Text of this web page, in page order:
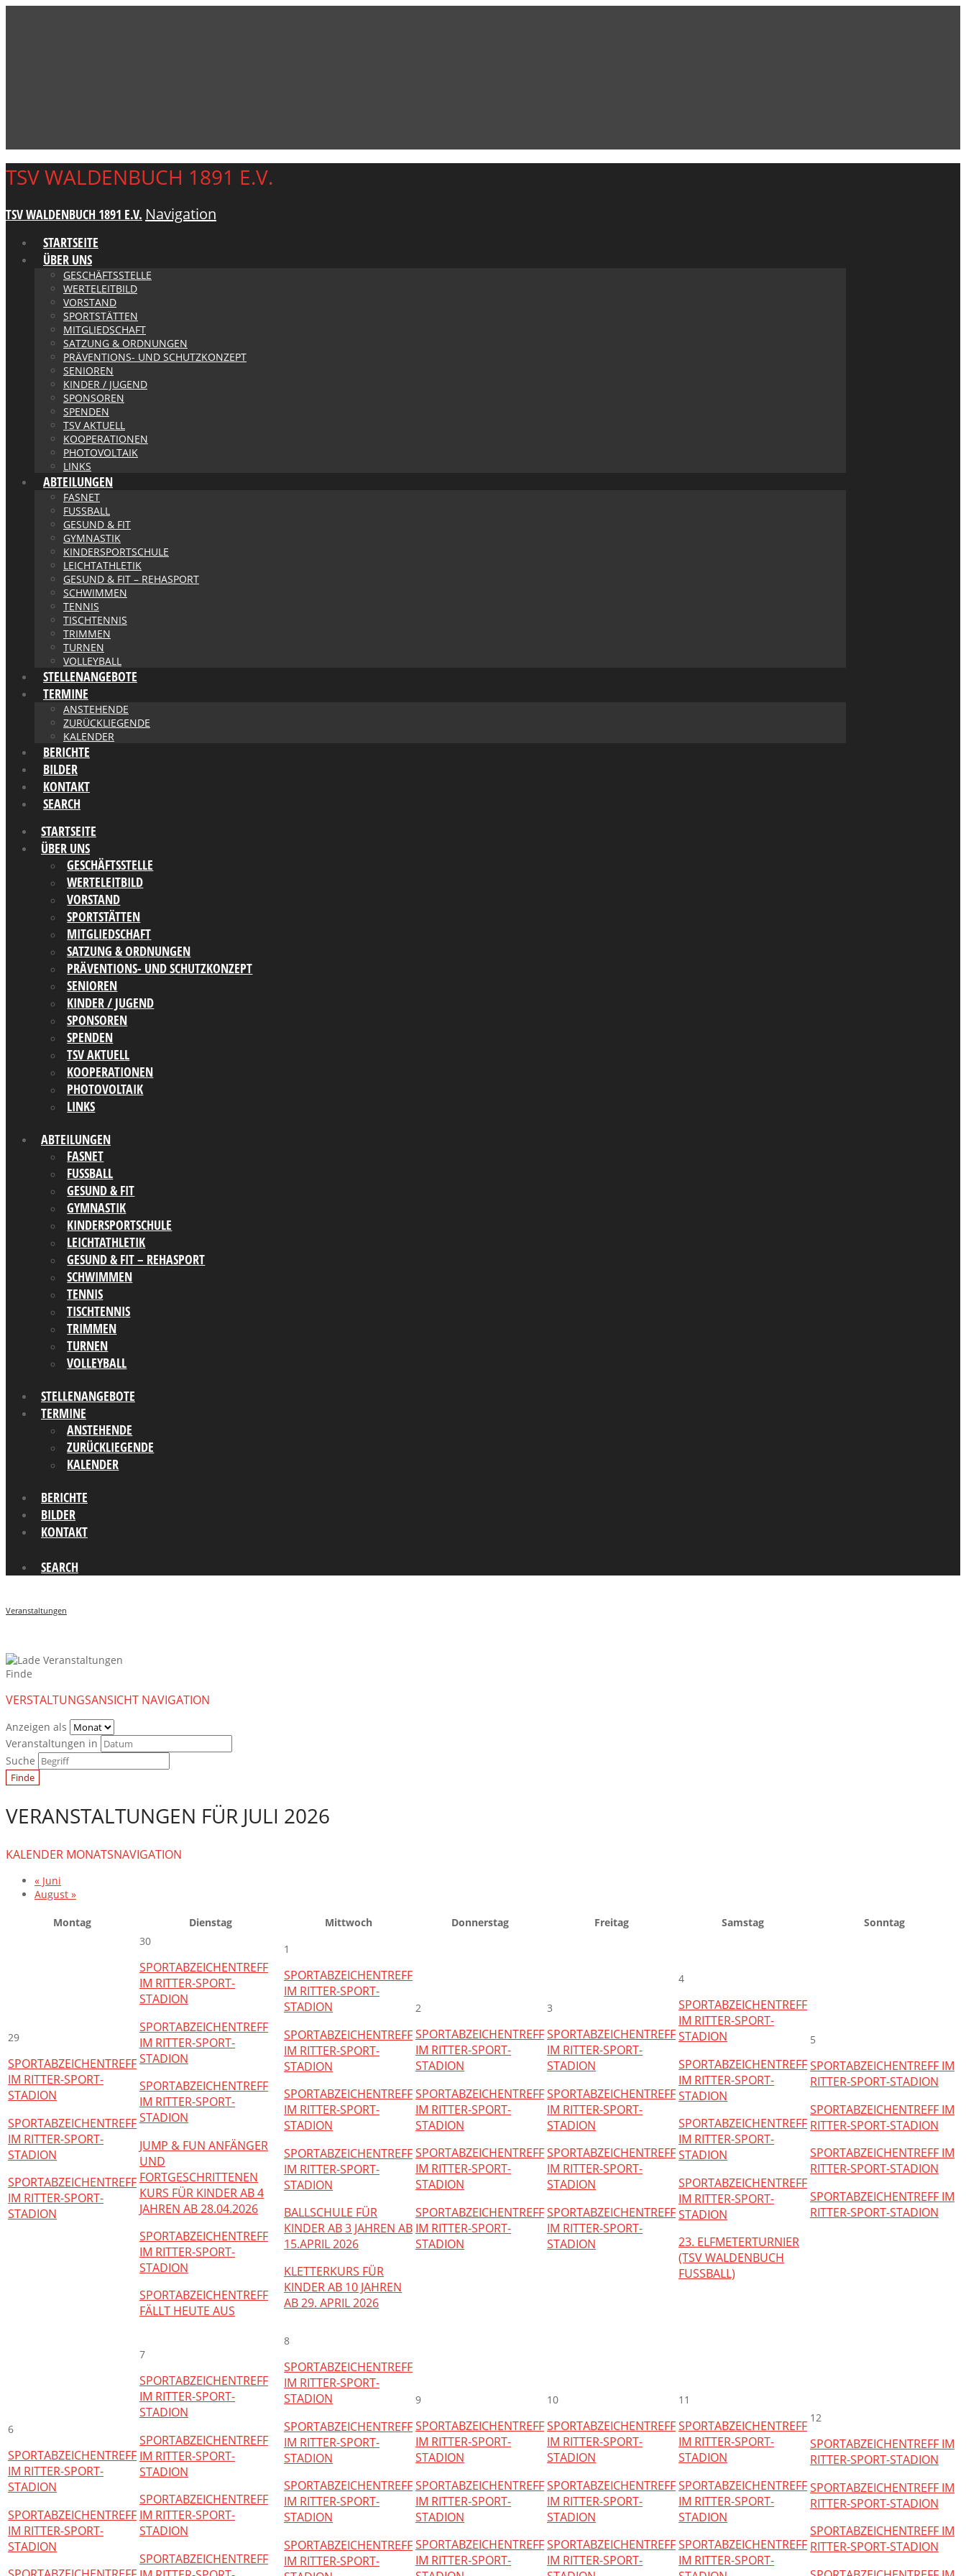
TSV WALDENBUCH 1891 E.V.
TSV WALDENBUCH 1891 E.V. Navigation
STARTSEITE
ÜBER UNS
GESCHÄFTSSTELLE
WERTELEITBILD
VORSTAND
SPORTSTÄTTEN
MITGLIEDSCHAFT
SATZUNG & ORDNUNGEN
PRÄVENTIONS- UND SCHUTZKONZEPT
SENIOREN
KINDER / JUGEND
SPONSOREN
SPENDEN
TSV AKTUELL
KOOPERATIONEN
PHOTOVOLTAIK
LINKS
ABTEILUNGEN
FASNET
FUSSBALL
GESUND & FIT
GYMNASTIK
KINDERSPORTSCHULE
LEICHTATHLETIK
GESUND & FIT – REHASPORT
SCHWIMMEN
TENNIS
TISCHTENNIS
TRIMMEN
TURNEN
VOLLEYBALL
STELLENANGEBOTE
TERMINE
ANSTEHENDE
ZURÜCKLIEGENDE
KALENDER
BERICHTE
BILDER
KONTAKT
SEARCH
STARTSEITE
ÜBER UNS
GESCHÄFTSSTELLE
WERTELEITBILD
VORSTAND
SPORTSTÄTTEN
MITGLIEDSCHAFT
SATZUNG & ORDNUNGEN
PRÄVENTIONS- UND SCHUTZKONZEPT
SENIOREN
KINDER / JUGEND
SPONSOREN
SPENDEN
TSV AKTUELL
KOOPERATIONEN
PHOTOVOLTAIK
LINKS
ABTEILUNGEN
FASNET
FUSSBALL
GESUND & FIT
GYMNASTIK
KINDERSPORTSCHULE
LEICHTATHLETIK
GESUND & FIT – REHASPORT
SCHWIMMEN
TENNIS
TISCHTENNIS
TRIMMEN
TURNEN
VOLLEYBALL
STELLENANGEBOTE
TERMINE
ANSTEHENDE
ZURÜCKLIEGENDE
KALENDER
BERICHTE
BILDER
KONTAKT
SEARCH
Veranstaltungen
Finde
VERSTALTUNGSANSICHT NAVIGATION
Anzeigen als
Veranstaltungen in
Suche
VERANSTALTUNGEN FÜR JULI 2026
KALENDER MONATSNAVIGATION
« Juni
August »
Montag Dienstag Mittwoch Donnerstag Freitag Samstag Sonntag
29
SPORTABZEICHENTREFF
IM RITTER-SPORT-
STADION
SPORTABZEICHENTREFF
IM RITTER-SPORT-
STADION
SPORTABZEICHENTREFF
IM RITTER-SPORT-
STADION
30
SPORTABZEICHENTREFF
IM RITTER-SPORT-
STADION
SPORTABZEICHENTREFF
IM RITTER-SPORT-
STADION
SPORTABZEICHENTREFF
IM RITTER-SPORT-
STADION
JUMP & FUN ANFÄNGER
UND
FORTGESCHRITTENEN
KURS FÜR KINDER AB 4
JAHREN AB 28.04.2026
SPORTABZEICHENTREFF
IM RITTER-SPORT-
STADION
SPORTABZEICHENTREFF
FÄLLT HEUTE AUS
1
SPORTABZEICHENTREFF
IM RITTER-SPORT-
STADION
SPORTABZEICHENTREFF
IM RITTER-SPORT-
STADION
SPORTABZEICHENTREFF
IM RITTER-SPORT-
STADION
SPORTABZEICHENTREFF
IM RITTER-SPORT-
STADION
BALLSCHULE FÜR
KINDER AB 3 JAHREN AB
15.APRIL 2026
KLETTERKURS FÜR
KINDER AB 10 JAHREN
AB 29. APRIL 2026
2
SPORTABZEICHENTREFF
IM RITTER-SPORT-
STADION
SPORTABZEICHENTREFF
IM RITTER-SPORT-
STADION
SPORTABZEICHENTREFF
IM RITTER-SPORT-
STADION
SPORTABZEICHENTREFF
IM RITTER-SPORT-
STADION
3
SPORTABZEICHENTREFF
IM RITTER-SPORT-
STADION
SPORTABZEICHENTREFF
IM RITTER-SPORT-
STADION
SPORTABZEICHENTREFF
IM RITTER-SPORT-
STADION
SPORTABZEICHENTREFF
IM RITTER-SPORT-
STADION
4
SPORTABZEICHENTREFF
IM RITTER-SPORT-
STADION
SPORTABZEICHENTREFF
IM RITTER-SPORT-
STADION
SPORTABZEICHENTREFF
IM RITTER-SPORT-
STADION
SPORTABZEICHENTREFF
IM RITTER-SPORT-
STADION
23. ELFMETERTURNIER
(TSV WALDENBUCH
FUSSBALL)
5
SPORTABZEICHENTREFF IM
RITTER-SPORT-STADION
SPORTABZEICHENTREFF IM
RITTER-SPORT-STADION
SPORTABZEICHENTREFF IM
RITTER-SPORT-STADION
SPORTABZEICHENTREFF IM
RITTER-SPORT-STADION
6
SPORTABZEICHENTREFF
IM RITTER-SPORT-
STADION
SPORTABZEICHENTREFF
IM RITTER-SPORT-
STADION
7
SPORTABZEICHENTREFF
IM RITTER-SPORT-
STADION
SPORTABZEICHENTREFF
IM RITTER-SPORT-
STADION
SPORTABZEICHENTREFF
IM RITTER-SPORT-
STADION
SPORTABZEICHENTREFF
8
SPORTABZEICHENTREFF
IM RITTER-SPORT-
STADION
SPORTABZEICHENTREFF
IM RITTER-SPORT-
STADION
SPORTABZEICHENTREFF
IM RITTER-SPORT-
STADION
SPORTABZEICHENTREFF
IM RITTER-SPORT-
9
SPORTABZEICHENTREFF
IM RITTER-SPORT-
STADION
SPORTABZEICHENTREFF
IM RITTER-SPORT-
STADION
SPORTABZEICHENTREFF
IM RITTER-SPORT-
10
SPORTABZEICHENTREFF
IM RITTER-SPORT-
STADION
SPORTABZEICHENTREFF
IM RITTER-SPORT-
STADION
SPORTABZEICHENTREFF
IM RITTER-SPORT-
11
SPORTABZEICHENTREFF
IM RITTER-SPORT-
STADION
SPORTABZEICHENTREFF
IM RITTER-SPORT-
STADION
SPORTABZEICHENTREFF
IM RITTER-SPORT-
12
SPORTABZEICHENTREFF IM
RITTER-SPORT-STADION
SPORTABZEICHENTREFF IM
RITTER-SPORT-STADION
SPORTABZEICHENTREFF IM
RITTER-SPORT-STADION